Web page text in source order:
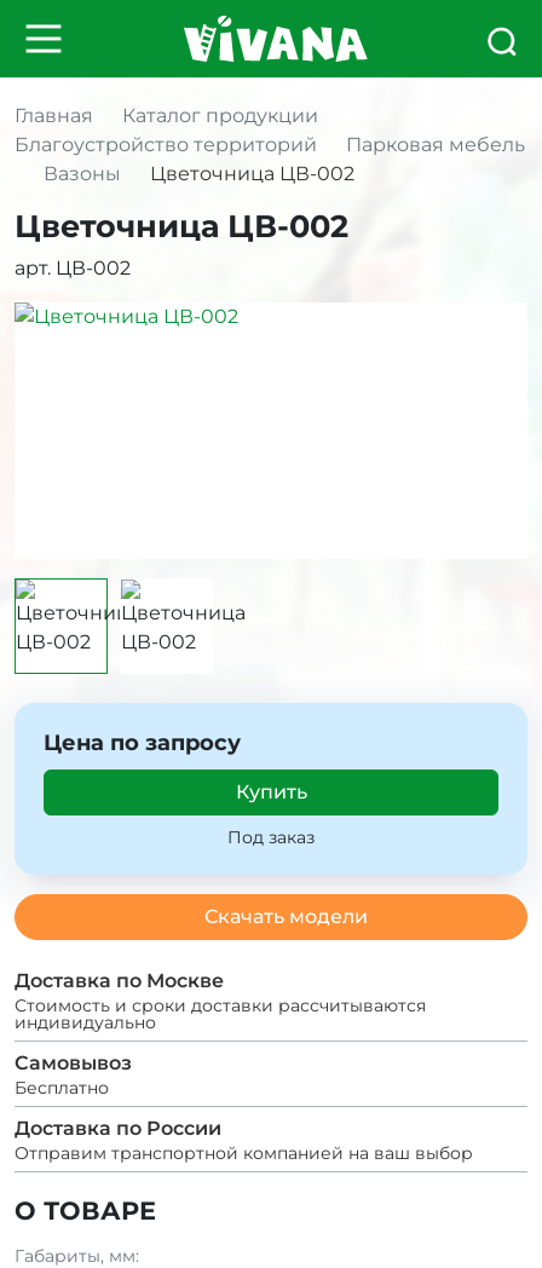
Главная
Каталог продукции
Благоустройство территорий
Парковая мебель
Вазоны
Цветочница ЦВ-002
Цветочница ЦВ-002
арт. ЦВ-002
О ТОВАРЕ
Габариты, мм:
Цена по запросу
Купить
Под заказ
Скачать модели
Доставка по Москве
Стоимость и сроки доставки рассчитываются
индивидуально
Самовывоз
Бесплатно
Доставка по России
Отправим транспортной компанией на ваш выбор